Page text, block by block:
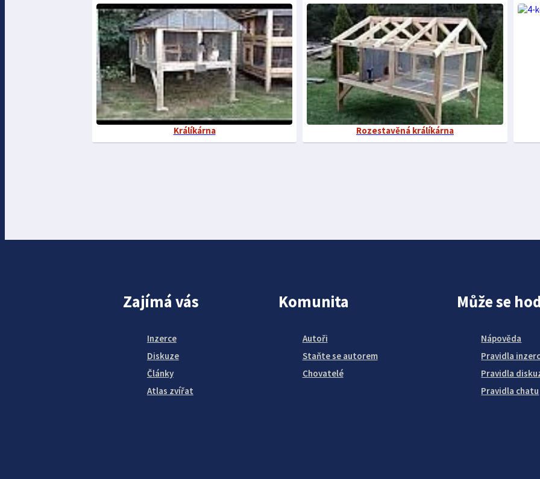
Králíkárna Rozestavěná králíkárna
Zajímá vás
Inzerce
Diskuze
Články
Atlas zvířat
Komunita
Autoři
Staňte se autorem
Chovatelé
Může se
Nápověda
Pravidla
Pravidla
Pravidla chatu